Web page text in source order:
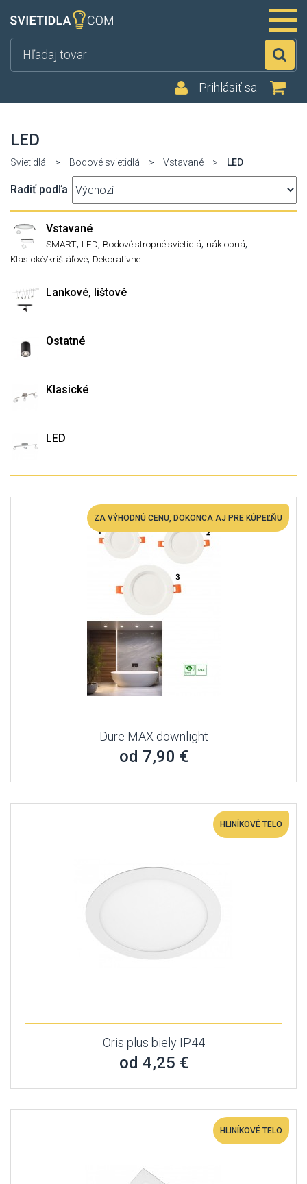
Prihlásiť sa
LED
Svietidlá > Bodové svietidlá > Vstavané > LED
Radiť podľa
Vstavané
SMART, LED, Bodové stropné svietidlá, náklopná,
Klasické/krištáľové, Dekoratívne
Lankové, lištové
Ostatné
Klasické
LED
ZA VÝHODNÚ CENU, DOKONCA AJ PRE KÚPEĽŇU
Dure MAX downlight
od 7,90 €
HLINÍKOVÉ TELO
Oris plus biely IP44
od 4,25 €
HLINÍKOVÉ TELO